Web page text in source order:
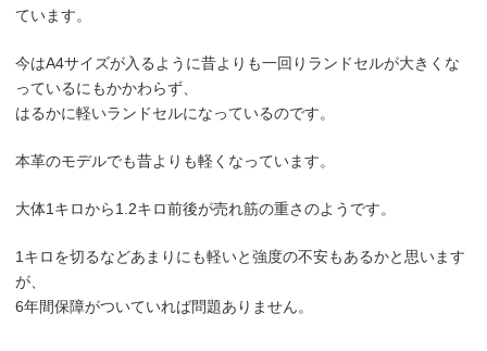
ています。
今はA4サイズが入るように昔よりも一回りランドセルが大きくな
っているにもかかわらず、
はるかに軽いランドセルになっているのです。
本革のモデルでも昔よりも軽くなっています。
大体1キロから1.2キロ前後が売れ筋の重さのようです。
1キロを切るなどあまりにも軽いと強度の不安もあるかと思います
が、
6年間保障がついていれば問題ありません。